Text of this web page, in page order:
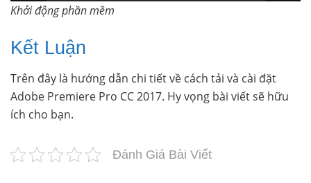
Khởi động phần mềm
Kết Luận
Trên đây là hướng dẫn chi tiết về cách tải và cài đặt
Adobe Premiere Pro CC 2017. Hy vọng bài viết sẽ hữu
ích cho bạn.
Đánh Giá Bài Viết